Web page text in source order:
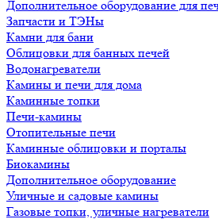
Дополнительное оборудование для
Запчасти и ТЭНы
Камни для бани
Облицовки для банных печей
Водонагреватели
Камины и печи для дома
Каминные топки
Печи-камины
Отопительные печи
Каминные облицовки и порталы
Биокамины
Дополнительное оборудование
Уличные и садовые камины
Газовые топки, уличные нагреватели